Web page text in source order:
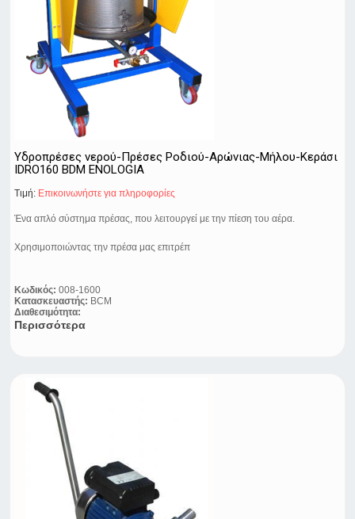
Υδροπρέσες νερού-Πρέσες Ροδιού-Αρώνιας-Μήλου-Κεράσι
IDRO160 BDM ENOLOGIA
Τιμή: Eπικοινωνήστε για πληροφορίες
Ένα απλό σύστημα πρέσας, που λειτουργεί με την πίεση του αέρα.
Χρησιμοποιώντας την πρέσα μας επιτρέπ
Κωδικός: 008-1600
Κατασκευαστής: BCM
Διαθεσιμότητα:
Περισσότερα